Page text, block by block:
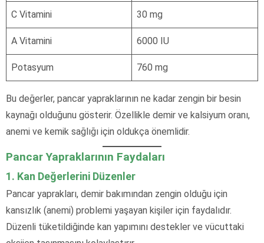
C Vitamini 30 mg
A Vitamini 6000 IU
Potasyum 760 mg
Bu değerler, pancar yapraklarının ne kadar zengin bir besin
kaynağı olduğunu gösterir. Özellikle demir ve kalsiyum oranı,
anemi ve kemik sağlığı için oldukça önemlidir.
Pancar Yapraklarının Faydaları
1. Kan Değerlerini Düzenler
Pancar yaprakları, demir bakımından zengin olduğu için
kansızlık (anemi) problemi yaşayan kişiler için faydalıdır.
Düzenli tüketildiğinde kan yapımını destekler ve vücuttaki